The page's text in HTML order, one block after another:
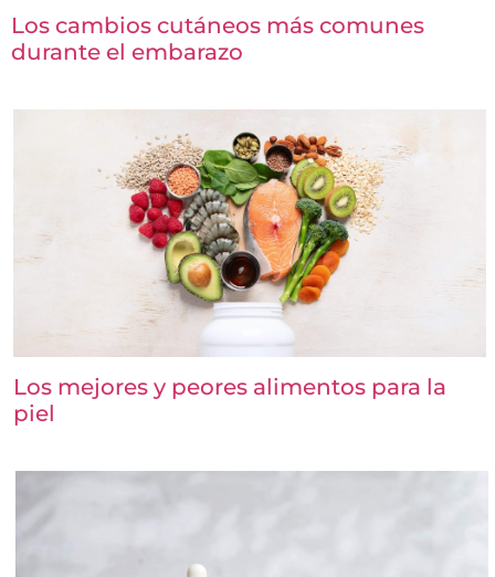
Los cambios cutáneos más comunes
durante el embarazo
Los mejores y peores alimentos para la
piel